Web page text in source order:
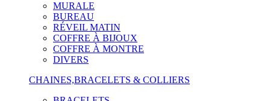
MURALE
BUREAU
RÉVEIL MATIN
COFFRE À BIJOUX
COFFRE À MONTRE
DIVERS
CHAINES,BRACELETS & COLLIERS